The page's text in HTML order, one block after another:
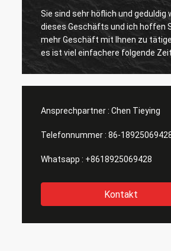
Sie sind sehr höflich und geduldig
dieses Geschäfts und ich hoffen
mehr Geschäft mit Ihnen zu
es ist viel einfachere folgende Zeit.
Ansprechpartner : Chen Tieying
Telefonnummer : 86-
Whatsapp : +8618925069428
Kontakt